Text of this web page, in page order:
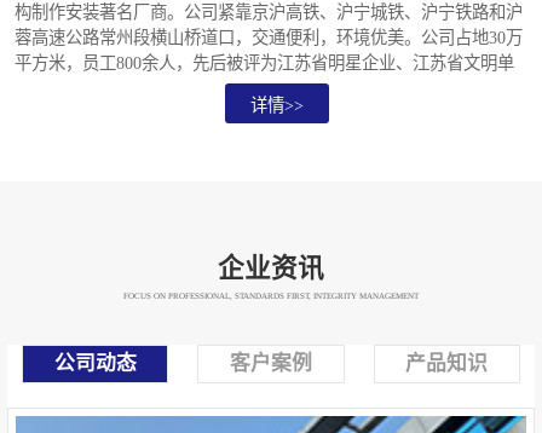
构制作安装著名厂商。公司紧靠京沪高铁、沪宁城铁、沪宁铁路和沪
蓉高速公路常州段横山桥道口，交通便利，环境优美。公司占地30万
平方米，员工800余人，先后被评为江苏省明星企业、江苏省文明单
位、江苏省高新技术企业、全国守合同重信用企业。兰陵牌涂料连续
6次被评为江苏名牌产品，水性涂料荣获中国环境标志产品认可证
详情>>
企业资讯
FOCUS ON PROFESSIONAL, STANDARDS FIRST, INTEGRITY MANAGEMENT
公司动态 客户案例 产品知识